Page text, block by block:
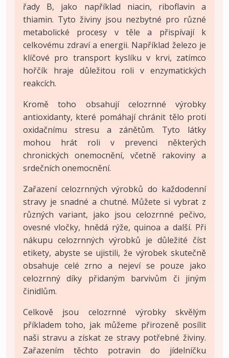
řady B, jako například niacin, riboflavin a
thiamin. Tyto živiny jsou nezbytné pro různé
metabolické procesy v těle a přispívají k
celkovému zdraví a energii. Například železo je
klíčové pro transport kyslíku v krvi, zatímco
hořčík hraje důležitou roli v enzymatických
reakcích.
Kromě toho obsahují celozrnné výrobky
antioxidanty, které pomáhají chránit tělo proti
oxidačnímu stresu a zánětům. Tyto látky
mohou hrát roli v prevenci některých
chronických onemocnění, včetně rakoviny a
srdečních onemocnění.
Zařazení celozrnných výrobků do každodenní
stravy je snadné a chutné. Můžete si vybrat z
různých variant, jako jsou celozrnné pečivo,
ovesné vločky, hnědá rýže, quinoa a další. Při
nákupu celozrnných výrobků je důležité číst
etikety, abyste se ujistili, že výrobek skutečně
obsahuje celé zrno a nejeví se pouze jako
celozrnný díky přidaným barvivům či jiným
činidlům.
Celkově jsou celozrnné výrobky skvělým
příkladem toho, jak můžeme přirozeně posílit
naši stravu a získat ze stravy potřebné živiny.
Zařazením těchto potravin do jídelníčku